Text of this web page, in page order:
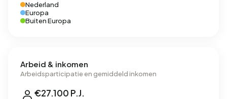
Nederland
Europa
Buiten Europa
Arbeid & inkomen
Arbeidsparticipatie en gemiddeld inkomen
€27.100 P.J.